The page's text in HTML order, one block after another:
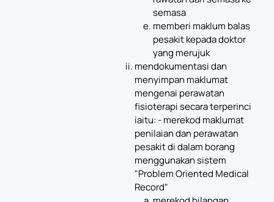
semasa
memberi maklum balas
pesakit kepada doktor
yang merujuk
mendokumentasi dan
menyimpan maklumat
mengenai perawatan
fisioterapi secara terperinci
iaitu: - merekod maklumat
penilaian dan perawatan
pesakit di dalam borang
menggunakan sistem
"Problem Oriented Medical
Record"